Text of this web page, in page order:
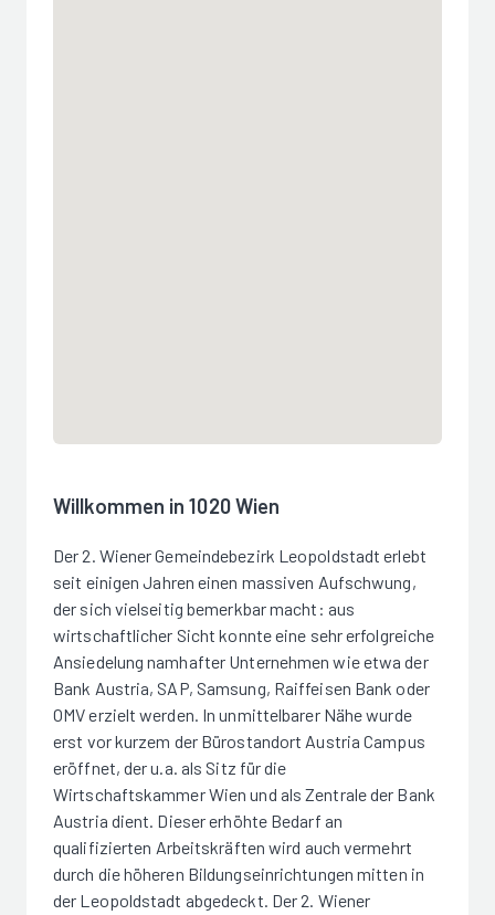
Willkommen in 1020 Wien
Der 2. Wiener Gemeindebezirk Leopoldstadt erlebt
seit einigen Jahren einen massiven Aufschwung,
der sich vielseitig bemerkbar macht: aus
wirtschaftlicher Sicht konnte eine sehr erfolgreiche
Ansiedelung namhafter Unternehmen wie etwa der
Bank Austria, SAP, Samsung, Raiffeisen Bank oder
OMV erzielt werden. In unmittelbarer Nähe wurde
erst vor kurzem der Bürostandort Austria Campus
eröffnet, der u.a. als Sitz für die
Wirtschaftskammer Wien und als Zentrale der Bank
Austria dient. Dieser erhöhte Bedarf an
qualifizierten Arbeitskräften wird auch vermehrt
durch die höheren Bildungseinrichtungen mitten in
der Leopoldstadt abgedeckt. Der 2. Wiener